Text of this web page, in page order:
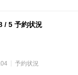
/ 5 予約状況
予約状況